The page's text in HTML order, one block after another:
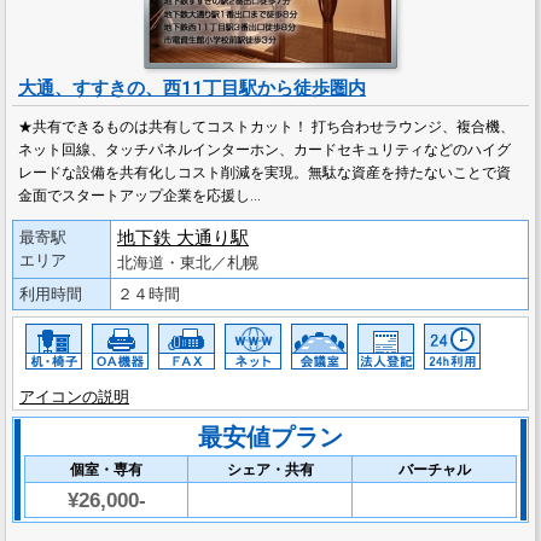
大通、すすきの、西11丁目駅から徒歩圏内
★共有できるものは共有してコストカット！ 打ち合わせラウンジ、複合機、
ネット回線、タッチパネルインターホン、カードセキュリティなどのハイグ
レードな設備を共有化しコスト削減を実現。無駄な資産を持たないことで資
金面でスタートアップ企業を応援し…
最寄駅
エリア
地下鉄 大通り駅
北海道・東北／札幌
利用時間
２４時間
アイコンの説明
最安値プラン
個室・専有 シェア・共有 バーチャル
¥26,000-